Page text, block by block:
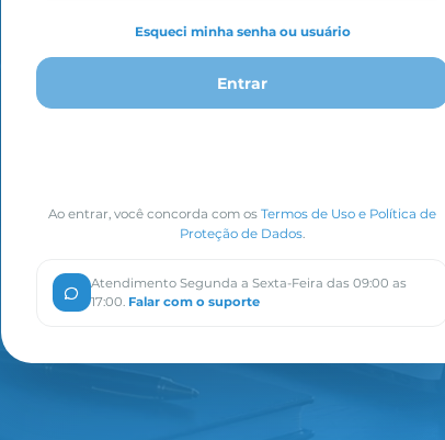
Esqueci minha senha ou usuário
Entrar
Ao entrar, você concorda com os Termos de Uso e Política de
Proteção de Dados.
Atendimento Segunda a Sexta-Feira das 09:00 as
17:00. Falar com o suporte